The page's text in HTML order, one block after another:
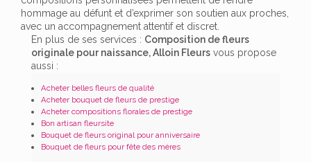
hommage au défunt et d’exprimer son soutien aux proches,
avec un accompagnement attentif et discret.
En plus de ses services : Composition de fleurs
originale pour naissance, Alloin Fleurs vous propose
aussi :
Acheter belles fleurs de qualité
Acheter bouquet de fleurs de prestige
Acheter compositions florales de prestige
Bon artisan fleursite
Bouquet de fleurs original pour anniversaire
Bouquet de fleurs pour fête des mères